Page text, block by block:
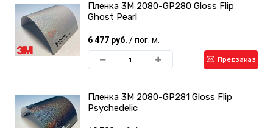
Пленка 3M 2080-GP280 Gloss Flip
Ghost Pearl
6 477 руб. / пог. м.
Предзаказ
Пленка 3M 2080-GP281 Gloss Flip
Psychedelic